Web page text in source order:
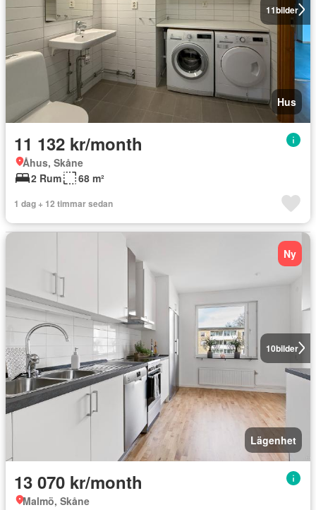
11bilder
Hus
11 132 kr/month
Åhus, Skåne
2 Rum
68 m²
1 dag + 12 timmar sedan
10bilder
Ny
Lägenhet
13 070 kr/month
Malmö, Skåne